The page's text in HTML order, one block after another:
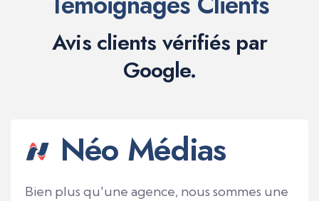
Avis clients vérifiés par
Google.
Néo Médias
Bien plus qu'une agence, nous sommes une